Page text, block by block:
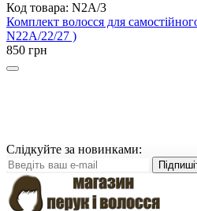
Код товара: N2A/3
Комплект волосся для
N22A/22/27 )
850 грн
Слідкуйте за новинками: